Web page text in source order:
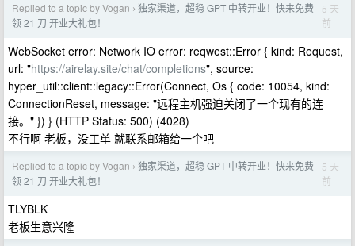
Replied to a topic by Vogan › 独家渠道，超稳 GPT 中转开业！快来免费
领 21 刀 开业大礼包！
5 天
前
WebSocket error: Network IO error: reqwest::Error { kind: Request,
url: "https://airelay.site/chat/completions", source:
hyper_util::client::legacy::Error(Connect, Os { code: 10054, kind:
ConnectionReset, message: "远程主机强迫关闭了一个现有的连
接。" }) } (HTTP Status: 500) (4028)
不行啊 老板，没工单 就联系邮箱给一个吧
Replied to a topic by Vogan › 独家渠道，超稳 GPT 中转开业！快来免费
领 21 刀 开业大礼包！
5 天
前
TLYBLK
老板生意兴隆